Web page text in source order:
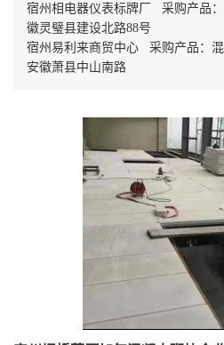
宿州相电器仪表标牌厂 采购产品
徽灵璧县建设北路88号
宿州易利来商贸中心 采购产品：
安徽萧县中山南路